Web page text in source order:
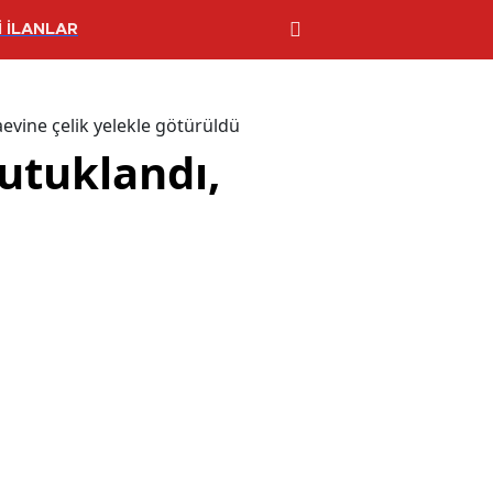
İLANLAR
çelik yelekle götürüldü